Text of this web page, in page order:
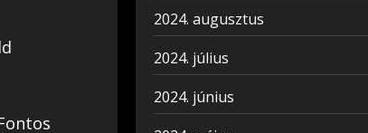
2024. augusztus
2024. július
2024. június